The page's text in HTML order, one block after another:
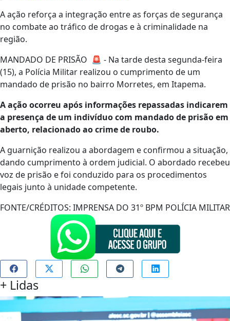
A ação reforça a integração entre as forças de segurança
no combate ao tráfico de drogas e à criminalidade na
região.
MANDADO DE PRISÃO 🚨 - Na tarde desta segunda-feira
(15), a Polícia Militar realizou o cumprimento de um
mandado de prisão no bairro Morretes, em Itapema.
A ação ocorreu após informações repassadas indicarem
a presença de um indivíduo com mandado de prisão em
aberto, relacionado ao crime de roubo.
A guarnição realizou a abordagem e confirmou a situação,
dando cumprimento à ordem judicial. O abordado recebeu
voz de prisão e foi conduzido para os procedimentos
legais junto à unidade competente.
FONTE/CRÉDITOS: IMPRENSA DO 31º BPM POLÍCIA MILITAR
+ Lidas